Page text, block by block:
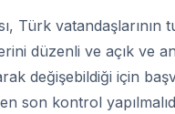
Türk vatandaşlarının
düzenli ve açık ve
değişebildiği için
son kontrol